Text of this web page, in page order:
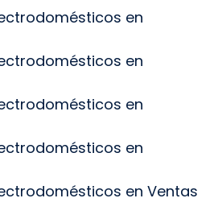
en
en
en
en
en Ventas